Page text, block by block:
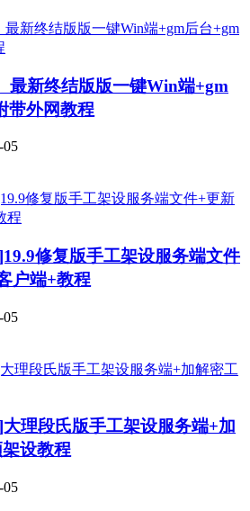
最新终结版版一键Win端+gm
带外网教程
05
修复版手工架设服务端文件
户端+教程
05
理段氏版手工架设服务端+加
设教程
05